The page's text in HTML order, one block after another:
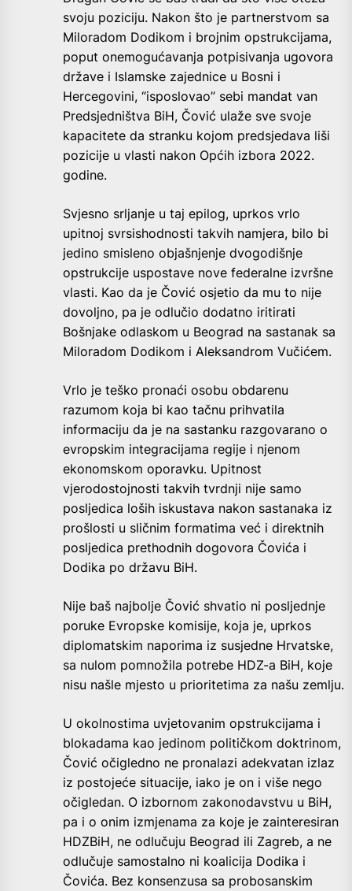
svoju poziciju. Nakon što je partnerstvom sa
Miloradom Dodikom i brojnim opstrukcijama,
poput onemogućavanja potpisivanja ugovora
države i Islamske zajednice u Bosni i
Hercegovini, “isposlovao” sebi mandat van
Predsjedništva BiH, Čović ulaže sve svoje
kapacitete da stranku kojom predsjedava liši
pozicije u vlasti nakon Općih izbora 2022.
godine.
Svjesno srljanje u taj epilog, uprkos vrlo
upitnoj svrsishodnosti takvih namjera, bilo bi
jedino smisleno objašnjenje dvogodišnje
opstrukcije uspostave nove federalne izvršne
vlasti. Kao da je Čović osjetio da mu to nije
dovoljno, pa je odlučio dodatno iritirati
Bošnjake odlaskom u Beograd na sastanak sa
Miloradom Dodikom i Aleksandrom Vučićem.
Vrlo je teško pronaći osobu obdarenu
razumom koja bi kao tačnu prihvatila
informaciju da je na sastanku razgovarano o
evropskim integracijama regije i njenom
ekonomskom oporavku. Upitnost
vjerodostojnosti takvih tvrdnji nije samo
posljedica loših iskustava nakon sastanaka iz
prošlosti u sličnim formatima već i direktnih
posljedica prethodnih dogovora Čovića i
Dodika po državu BiH.
Nije baš najbolje Čović shvatio ni posljednje
poruke Evropske komisije, koja je, uprkos
diplomatskim naporima iz susjedne Hrvatske,
sa nulom pomnožila potrebe HDZ-a BiH, koje
nisu našle mjesto u prioritetima za našu zemlju.
U okolnostima uvjetovanim opstrukcijama i
blokadama kao jedinom političkom doktrinom,
Čović očigledno ne pronalazi adekvatan izlaz
iz postojeće situacije, iako je on i više nego
očigledan. O izbornom zakonodavstvu u BiH,
pa i o onim izmjenama za koje je zainteresiran
HDZBiH, ne odlučuju Beograd ili Zagreb, a ne
odlučuje samostalno ni koalicija Dodika i
Čovića. Bez konsenzusa sa probosanskim